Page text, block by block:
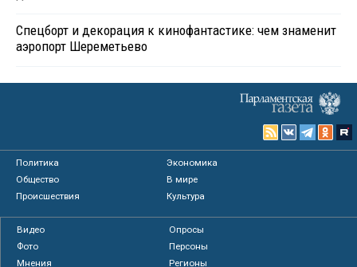
Спецборт и декорация к кинофантастике: чем знаменит
аэропорт Шереметьево
Политика
Экономика
Общество
В мире
Происшествия
Культура
Видео
Опросы
Фото
Персоны
Мнения
Регионы